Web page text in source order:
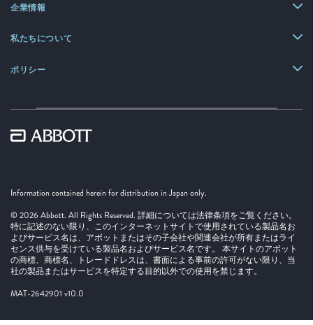
企業情報
私たちについて
ポリシー
Information contained herein for distribution in Japan only.
© 2026 Abbott. All Rights Reserved. 詳細については法律条項をご覧ください。
特に記述のない限り、このインターネットサイトで使用されている製品名お
よびサービス名は、アボットまたはその子会社や関連会社が所有またはライ
センス供与を受けている製品名およびサービス名です。 本サイトのアボット
の商標、商標名、トレードドレスは、書面による事前の許可がない限り、当
社の製品またはサービスを特定する目的以外での使用を禁じます。
MAT-2642901 v10.0